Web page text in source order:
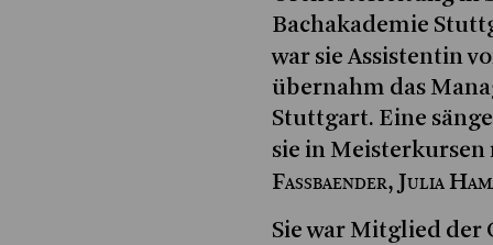
Bachakademie
war sie Assistentin
übernahm das
Stuttgart. Eine
sie in
Fassbaender, Julia
Sie war Mitglied der